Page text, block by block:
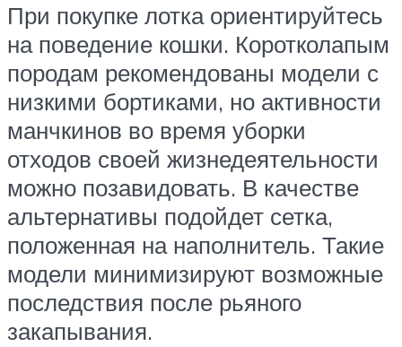
При покупке лотка ориентируйтесь
на поведение кошки. Коротколапым
породам рекомендованы модели с
низкими бортиками, но активности
манчкинов во время уборки
отходов своей жизнедеятельности
можно позавидовать. В качестве
альтернативы подойдет сетка,
положенная на наполнитель. Такие
модели минимизируют возможные
последствия после рьяного
закапывания.